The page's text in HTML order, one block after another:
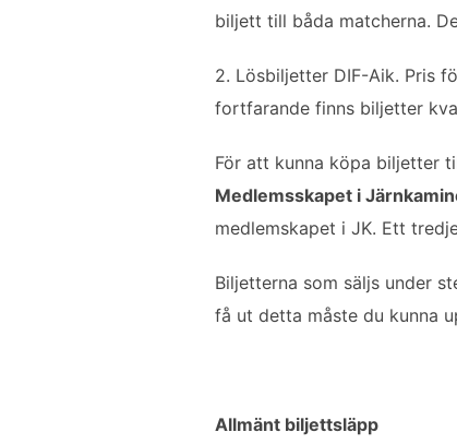
biljett till båda matcherna.
2. Lösbiljetter DIF-Aik. Pris
fortfarande finns biljetter
För att kunna köpa biljetter
Medlemsskapet i
medlemskapet i JK. Ett
Biljetterna som säljs under
få ut detta måste du kunna
Allmänt biljettsläpp